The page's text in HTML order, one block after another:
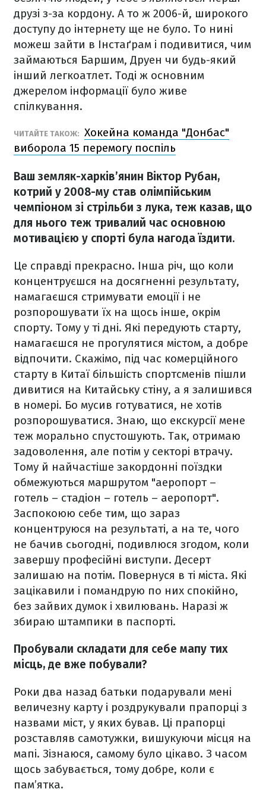
друзі з-за кордону. А то ж 2006-й, широкого
доступу до інтернету ще не було. То нині
можеш зайти в Інстаґрам і подивитися, чим
займаються Баршим, Друен чи будь-який
інший легкоатлет. Тоді ж основним
джерелом інформації було живе
спілкування.
ЧИТАЙТЕ ТАКОЖ: Хокейна команда "Донбас"
виборола 15 перемогу поспіль
Ваш земляк-харків’янин Віктор Рубан,
котрий у 2008-му став олімпійським
чемпіоном зі стрільби з лука, теж казав, що
для нього теж тривалий час основною
мотивацією у спорті була нагода їздити.
Це справді прекрасно. Інша річ, що коли
концентруєшся на досягненні результату,
намагаєшся стримувати емоції і не
розпорошувати їх на щось інше, окрім
спорту. Тому у ті дні. Які передують старту,
намагаєшся не прогулятися містом, а добре
відпочити. Скажімо, під час комерційного
старту в Китаї більшість спортсменів пішли
дивитися на Китайську стіну, а я залишився
в номері. Бо мусив готуватися, не хотів
розпорошуватися. Знаю, що екскурсії мене
теж морально спустошують. Так, отримаю
задоволення, але потім у секторі втрачу.
Тому й найчастіше закордонні поїздки
обмежуються маршрутом "аеропорт –
готель – стадіон – готель – аеропорт".
Заспокоюю себе тим, що зараз
концентруюся на результаті, а на те, чого
не бачив сьогодні, подивлюся згодом, коли
завершу професійні виступи. Десерт
залишаю на потім. Повернуся в ті міста. Які
зацікавили і помандрую по них спокійно,
без зайвих думок і хвилювань. Наразі ж
збираю штампики в паспорті.
Пробували складати для себе мапу тих
місць, де вже побували?
Роки два назад батьки подарували мені
величезну карту і роздрукували прапорці з
назвами міст, у яких бував. Ці прапорці
розставляв самотужки, вишукуючи місця на
мапі. Зізнаюся, самому було цікаво. З часом
щось забувається, тому добре, коли є
пам’ятка.